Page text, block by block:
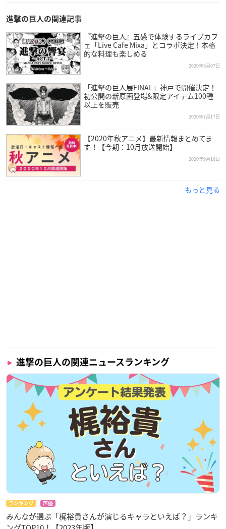
進撃の巨人の関連記事
『進撃の巨人』五感で体験するライブカフ
ェ「Live Cafe Mixa」とコラボ決定！本格
的な料理も楽しめる
2020年8月07日
「進撃の巨人展FINAL」神戸で開催決定！
初公開の新原画登場&限定アイテム100種
以上を販売
2020年7月17日
【2020年秋アニメ】最新情報まとめてま
す！【今期：10月放送開始】
2020年9月16日
もっと見る
進撃の巨人の関連ニュースランキング
ランキング 声優
みんなが選ぶ「梶裕貴さんが演じるキャラといえば？」ランキ